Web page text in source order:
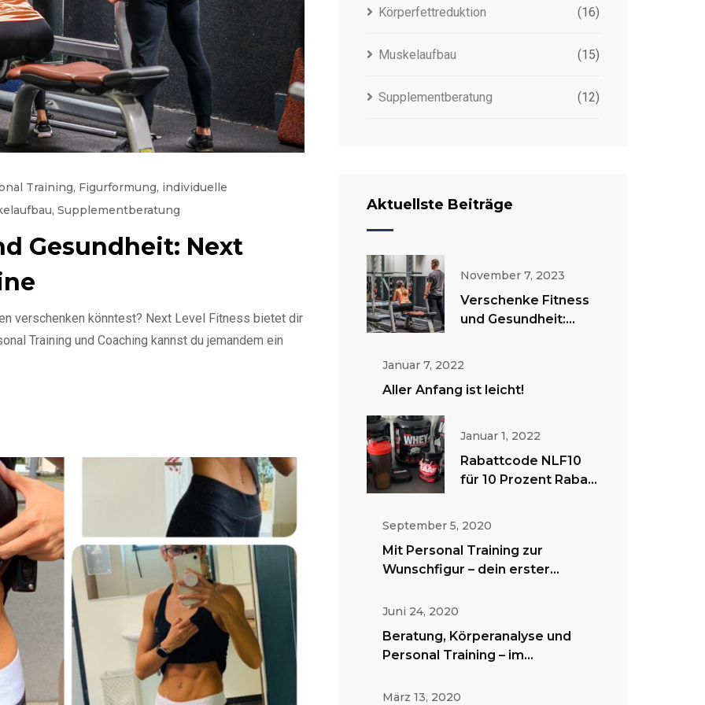
Training, Figurformung, individuelle
, Supplementberatung
Gesundheit: Next
verschenken könntest? Next Level Fitness bietet dir
Training und Coaching kannst du jemandem ein
Körperfettreduktion (16)
Muskelaufbau (15)
Supplementberatung (12)
Aktuellste Beiträge
November 7, 2023
Verschenke Fitness
und Gesundheit:
Januar 7, 2022
Aller Anfang ist leicht!
Januar 1, 2022
Rabattcode NLF10
für 10 Prozent Rabatt
September 5, 2020
Mit Personal Training zur
Wunschfigur – dein erster
Juni 24, 2020
Beratung, Körperanalyse und
Personal Training – im
März 13, 2020